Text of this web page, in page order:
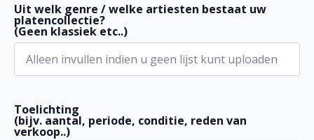
Uit welk genre / welke artiesten bestaat uw
platencollectie?
(Geen klassiek etc..)
Toelichting
(bijv. aantal, periode, conditie, reden van
verkoop..)